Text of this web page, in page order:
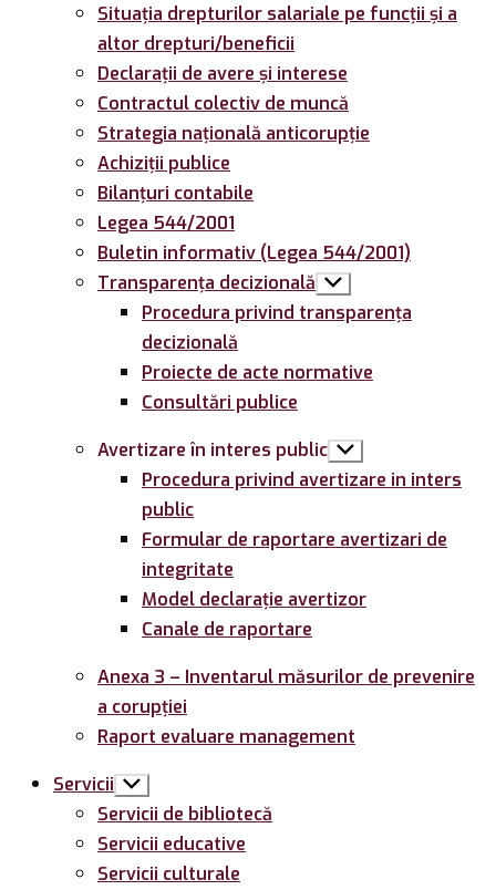
Situația drepturilor salariale pe funcții și a
altor drepturi/beneficii
Declarații de avere și interese
Contractul colectiv de muncă
Strategia națională anticorupție
Achiziții publice
Bilanțuri contabile
Legea 544/2001
Buletin informativ (Legea 544/2001)
Transparența decizională Arată
submeniul
Procedura privind transparența
decizională
Proiecte de acte normative
Consultări publice
Avertizare în interes public Arată
submeniul
Procedura privind avertizare in inters
public
Formular de raportare avertizari de
integritate
Model declarație avertizor
Canale de raportare
Anexa 3 – Inventarul măsurilor de prevenire
a corupției
Raport evaluare management
Servicii Arată
submeniul
Servicii de bibliotecă
Servicii educative
Servicii culturale